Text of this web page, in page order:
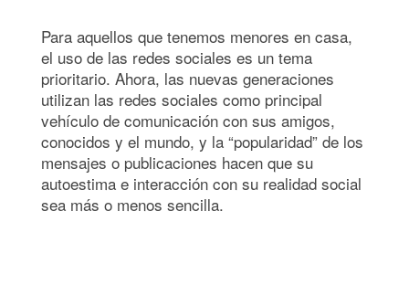
Para aquellos que tenemos menores en casa,
el uso de las redes sociales es un tema
prioritario. Ahora, las nuevas generaciones
utilizan las redes sociales como principal
vehículo de comunicación con sus amigos,
conocidos y el mundo, y la “popularidad” de los
mensajes o publicaciones hacen que su
autoestima e interacción con su realidad social
sea más o menos sencilla.